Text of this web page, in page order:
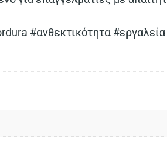
#ανθεκτικότητα